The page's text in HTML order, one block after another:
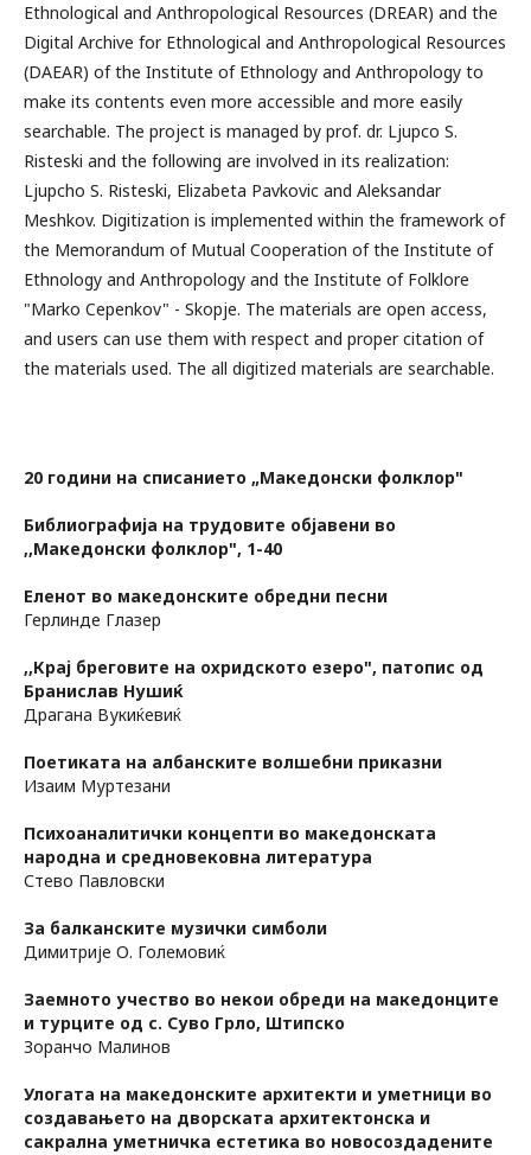
Ethnological and Anthropological Resources (DREAR) and the
Digital Archive for Ethnological and Anthropological Resources
(DAEAR) of the Institute of Ethnology and Anthropology to
make its contents even more accessible and more easily
searchable. The project is managed by prof. dr. Ljupco S.
Risteski and the following are involved in its realization:
Ljupcho S. Risteski, Elizabeta Pavkovic and Aleksandar
Meshkov. Digitization is implemented within the framework of
the Memorandum of Mutual Cooperation of the Institute of
Ethnology and Anthropology and the Institute of Folklore
"Marko Cepenkov" - Skopje. The materials are open access,
and users can use them with respect and proper citation of
the materials used. The all digitized materials are searchable.
20 години на списанието „Македонски фолклор"
Библиографија на трудовите објавени во
,,Македонски фолклор", 1-40
Еленот во македонските обредни песни
Герлинде Глазер
,,Крај бреговите на охридското езеро", патопис од
Бранислав Нушиќ
Драгана Вукиќевиќ
Поетиката на албанските волшебни приказни
Изаим Муртезани
Психоаналитички концепти во македонската
народна и средновековна литература
Стево Павловски
За балканските музички симболи
Димитрије О. Големовиќ
Заемното учество во некои обреди на македонците
и турците од с. Суво Грло, Штипско
Зоранчо Малинов
Улогата на македонските архитекти и уметници во
создавањето на дворската архитектонска и
сакрална уметничка естетика во новосоздадените